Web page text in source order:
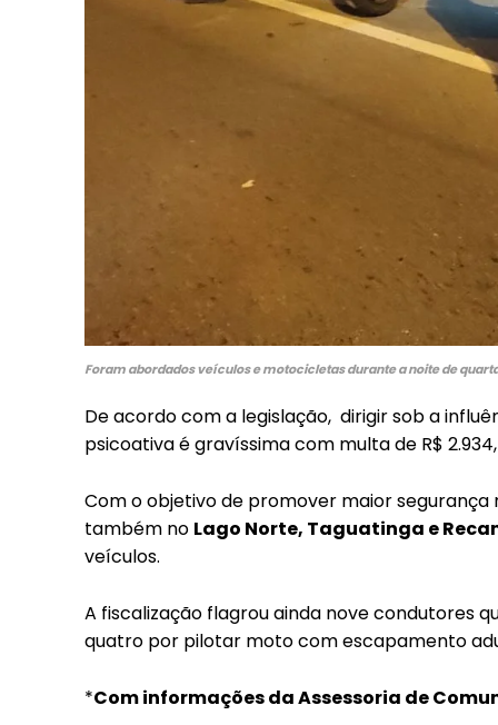
Included for free:
Etiam est nibh, lobortis
Nullam eu erat
Orci varius natoque
Foram abordados veículos e motocicletas durante a noite de
De acordo com a legislação, dirigir sob a
psicoativa é gravíssima com multa de R$
Com o objetivo de promover maior
também no Lago Norte, Taguatinga e
veículos.
A fiscalização flagrou ainda nove condutores
quatro por pilotar moto com escapamento
*Com informações da Assessoria de